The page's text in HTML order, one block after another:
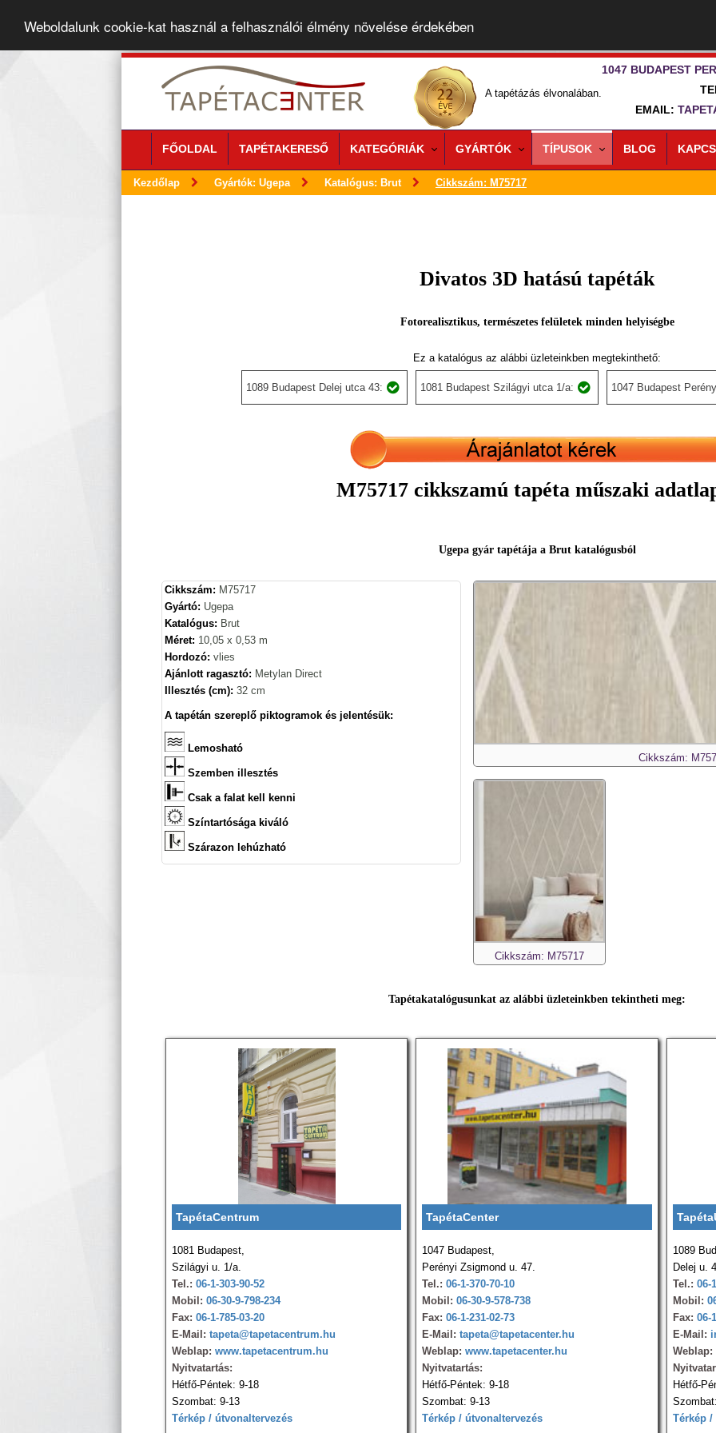
Weboldalunk cookie-kat használ a felhasználói élmény növelése érdekében
A tapétázás élvonalában.
1047 BUDAPEST
EMAIL:
FŐOLDAL TAPÉTAKERESŐ KATEGÓRIÁK GYÁRTÓK TÍPUSOK BLOG
Kezdőlap Gyártók: Ugepa Katalógus: Brut Cikkszám: M75717
Divatos 3D hatású tapéták
Fotorealisztikus, természetes felületek minden helyiségbe
Ez a katalógus az alábbi üzleteinkben megtekinthető:
1089 Budapest Delej utca 43: 1081 Budapest Szilágyi utca 1/a: 1047 Budapest
M75717 cikkszamú tapéta műszaki
Ugepa gyár tapétája a Brut katalógusból
Cikkszám: M75717
Gyártó: Ugepa
Katalógus: Brut
Méret: 10,05 x 0,53 m
Hordozó: vlies
Ajánlott ragasztó: Metylan Direct
Illesztés (cm): 32 cm
A tapétán szereplő piktogramok és jelentésük:
Lemosható
Szemben illesztés
Csak a falat kell kenni
Színtartósága kiváló
Szárazon lehúzható
Cikkszám:
Cikkszám: M75717
Tapétakatalógusunkat az alábbi üzleteinkben tekintheti meg:
TapétaCentrum
1081 Budapest,
Szilágyi u. 1/a.
Tel.: 06-1-303-90-52
Mobil: 06-30-9-798-234
Fax: 06-1-785-03-20
E-Mail: tapeta@tapetacentrum.hu
Weblap: www.tapetacentrum.hu
Nyitvatartás:
Hétfő-Péntek: 9-18
Szombat: 9-13
Térkép / útvonaltervezés
TapétaCenter
1047 Budapest,
Perényi Zsigmond u. 47.
Tel.: 06-1-370-70-10
Mobil: 06-30-9-578-738
Fax: 06-1-231-02-73
E-Mail: tapeta@tapetacenter.hu
Weblap: www.tapetacenter.hu
Nyitvatartás:
Hétfő-Péntek: 9-18
Szombat: 9-13
Térkép / útvonaltervezés
1089
Delej u.
Tel.: 06-
Mobil:
Fax: 06-
E-Mail:
Weblap:
Hétfő-
Térkép /